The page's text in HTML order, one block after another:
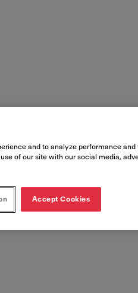
and to analyze performance and
of our site with our social media,
Accept Cookies